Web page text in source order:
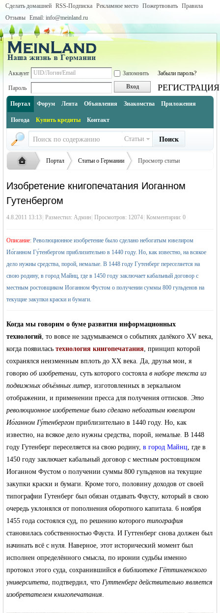
Сделать домашней RSS-Подписка Рекламное место Пожертвовать Правила
Отзывы Email: info@meinland.ru
Аккаунт Запомнить Забыли пароль?
Пароль Вход РЕГИСТРАЦИЯ
Портал Форум Лента Объявления Знакомства Приложения
Погода Купить кредиты Контакт
Статьи Поиск
Русская
жизнь и
объявления в
Германии -
MEINLAND.
›
Портал Статьи о Германии
›
Просмотр статьи
Изобретение книгопечатания Иоганном
Гутенбергом
4.8.2011 13:13 Разместил:Админ Просмотров: 12074 Комментарии: 0
Описание: Революционное изобретение было сделано небогатым ювелиром
Ио́ганном Гу́тенбергом приблизительно в 1440 году. Но, как известно, на всякое
дело нужны средства, порой, немалые. В 1448 году Гутенберг переселяется на
свою родину, в город Майнц, где в 1450 году заключает кабальный договор с
местным ростовщиком Иоганном Фустом о получении суммы 800 гульденов на
текущие закупки краски и бумаги.
Когда мы говорим о буме развития информационных
технологий, то вовсе не задумываемся о событиях далёкого XV века,
когда появилась технология книгопечатания, принцип которой
сохранялся неизменным вплоть до ХХ века. Да, друзья мои, я
говорюоб изобретении, суть которого состояла в наборе текста из
подвижных объёмных литер, изготовленных в зеркальном
отображении, и применении пресса для получения оттисков.Это
революционное изобретение было сделано небогатым ювелиром
Ио́ганном Гу́тенбергомприблизительно в 1440 году. Но, как
известно, на всякое дело нужны средства, порой, немалые. В 1448
году Гутенберг переселяется на свою родину,в город Майнц, где в
1450 году заключает кабальный договор с местным ростовщиком
Иоганном Фустом о получении суммы 800 гульденов на текущие
закупки краски и бумаги. Кроме того, половину доходов от своей
типографии Гутенберг был обязан отдавать Фаусту, который в свою
очередь уклонялся от пополнения оборотного капитала. 6 ноября
1455 года состоялся суд, по решению котороготипография
становилась собственностью Фауста. И Гуттенберг снова должен был
начинать всё с нуля. Наверное, этот исторический момент был
исполнен определённого смысла, по иронии судьбы именно
протокол этого суда, сохранившийсяв библиотеке Гёттингенского
университета, подтвердил, чтоГуттенберг действительно является
изобретателем книгопечатания.